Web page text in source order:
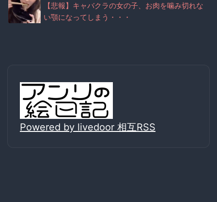
【悲報】キャバクラの女の子、お肉を噛み切れな
い顎になってしまう・・・
Powered by livedoor 相互RSS